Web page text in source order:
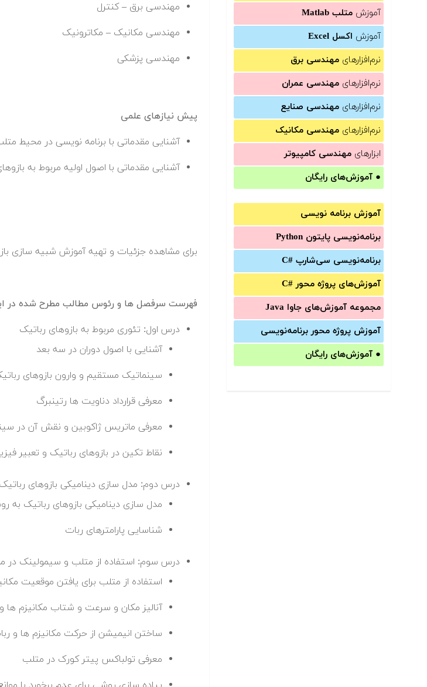
آموزش متلب Matlab
آموزش اکسل Excel
نرم‌افزارهای مهندسی برق
نرم‌افزارهای مهندسی عمران
نرم‌افزارهای مهندسی صنایع
نرم‌افزارهای مهندسی مکانیک
ابزارهای مهندسی کامپیوتر
● آموزش‌های رایگان
آموزش برنامه نویسی
برنامه‌نویسی پایتون Python
برنامه‌‌نویسی سی‌شارپ C#‎
آموزش‌های پروژه محور #C
مجموعه آموزش‌های جاوا Java
آموزش‌ پروژه محور برنامه‌نویسی
● آموزش‌های رایگان
مهندسی برق – کنترل
مهندسی مکانیک – مکاترونیک
مهندسی پزشکی
پیش نیازهای علمی
آشنایی مقدماتی با برنامه نویسی در محیط
آشنایی مقدماتی با اصول اولیه مربوط به
برای مشاهده جزئیات و تهیه آموزش شبیه سازی
فهرست سرفصل ها و رئوس مطالب مطرح شده در
درس اول: تئوری مربوط به بازوهای رباتیک
آشنایی با اصول دوران در سه بعد
سینماتیک مستقیم و وارون بازوهای
معرفی قرارداد دناویت ها رتینبرگ
معرفی ماتریس ژاکوبین و نقش آن در
نقاط تکین در بازوهای رباتیک و تعبیر
درس دوم: مدل سازی دینامیکی بازوهای رباتیک
مدل سازی دینامیکی بازوهای رباتیک به روش
شناسایی پارامترهای ربات
درس سوم: استفاده از متلب و سیمولینک در
استفاده از متلب برای یافتن موقعیت
آنالیز مکان و سرعت و شتاب مکانیزم ها
ساختن انیمیشن از حرکت مکانیزم ها و
معرفی تولباکس پیتر کورک در متلب